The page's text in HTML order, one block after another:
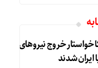
خواستار خروج نیروهای
ایران شدند